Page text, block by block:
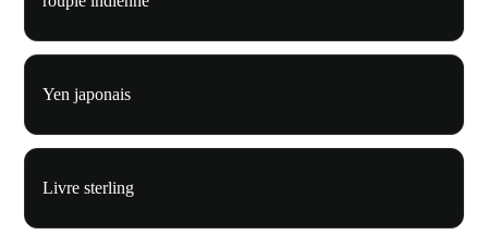
Yen japonais
Livre sterling